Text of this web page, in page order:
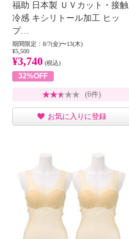
福助 日本製 ＵＶカット・接触
冷感 キシリトール加工 ヒッ
プ…
期間限定：8/7(金)〜13(木)
¥5,500
¥3,740 (税込)
32%OFF
(6件)
お気に入りに登録